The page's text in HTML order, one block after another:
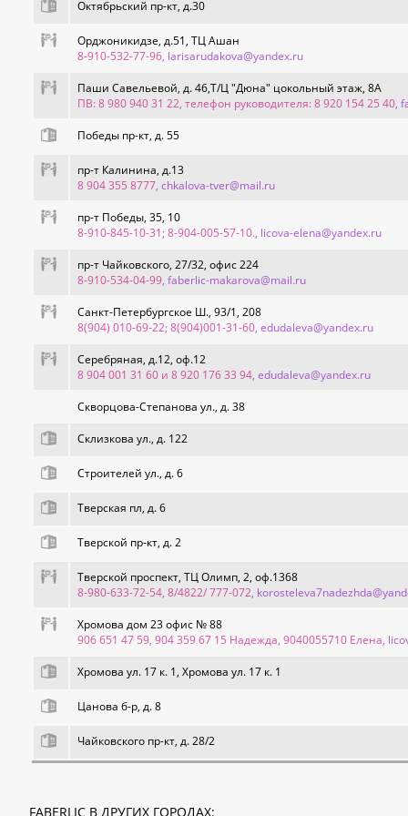
Октябрьский пр-кт, д.30
Орджоникидзе, д.51, ТЦ Ашан
8-910-532-77-96, larisarudakova@yandex.ru
Паши Савельевой, д. 46,Т/Ц "Дюна" цокольный этаж, 8А
ПВ: 8 980 940 31 22, телефон руководителя: 8 920 154 25 40,
Победы пр-кт, д. 55
пр-т Калинина, д.13
8 904 355 8777, chkalova-tver@mail.ru
пр-т Победы, 35, 10
8-910-845-10-31; 8-904-005-57-10., licova-elena@yandex.ru
пр-т Чайковского, 27/32, офис 224
8-910-534-04-99, faberlic-makarova@mail.ru
Санкт-Петербургское Ш., 93/1, 208
8(904) 010-69-22; 8(904)001-31-60, edudaleva@yandex.ru
Серебряная, д.12, оф.12
8 904 001 31 60 и 8 920 176 33 94, edudaleva@yandex.ru
Скворцова-Степанова ул., д. 38
Склизкова ул., д. 122
Строителей ул., д. 6
Тверская пл, д. 6
Тверской пр-кт, д. 2
Тверской проспект, ТЦ Олимп, 2, оф.1368
8-980-633-72-54, 8/4822/ 777-072,
Хромова дом 23 офис № 88
906 651 47 59, 904 359 67 15 Надежда, 9040055710 Елена,
Хромова ул. 17 к. 1, Хромова ул. 17 к. 1
Цанова б-р, д. 8
Чайковского пр-кт, д. 28/2
FABERLIC В ДРУГИХ ГОРОДАХ: